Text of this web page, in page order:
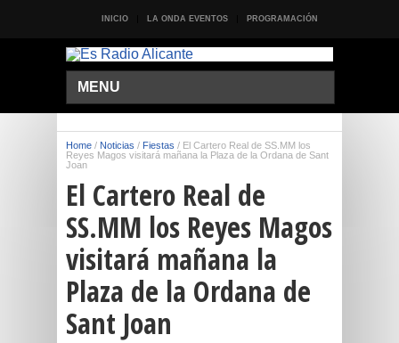
INICIO LA ONDA EVENTOS PROGRAMACIÓN
MENU
Home / Noticias / Fiestas / El Cartero Real de SS.MM los
Reyes Magos visitará mañana la Plaza de la Ordana de Sant
Joan
El Cartero Real de
SS.MM los Reyes Magos
visitará mañana la
Plaza de la Ordana de
Sant Joan